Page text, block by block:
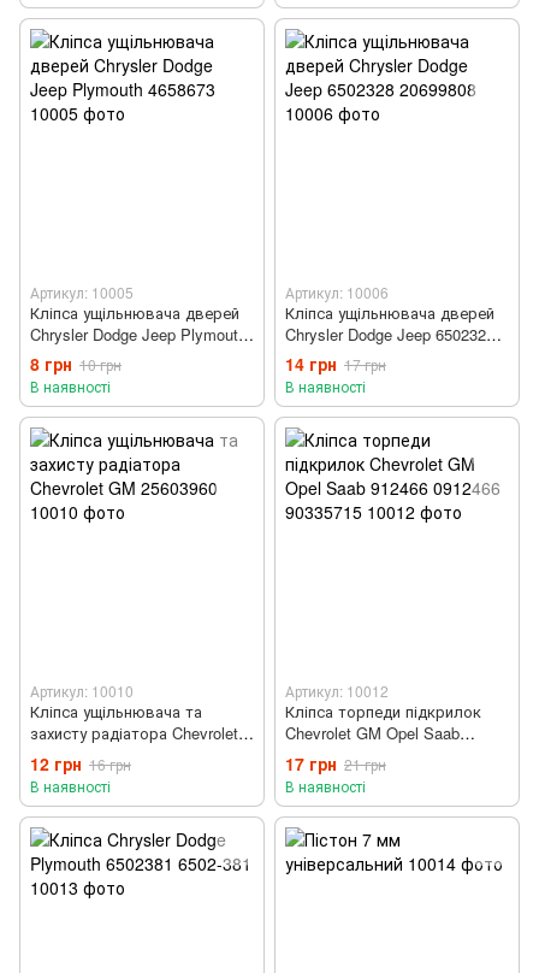
Артикул: 10005
Кліпса ущільнювача дверей
Chrysler Dodge Jeep Plymouth
4658673
8 грн 10 грн
В наявності
Артикул: 10006
Кліпса ущільнювача дверей
Chrysler Dodge Jeep 6502328
20699808
14 грн 17 грн
В наявності
Артикул: 10010
Кліпса ущільнювача та
захисту радіатора Chevrolet
GM 25603960
12 грн 16 грн
В наявності
Артикул: 10012
Кліпса торпеди підкрилок
Chevrolet GM Opel Saab
912466 0912466 90335715
17 грн 21 грн
В наявності